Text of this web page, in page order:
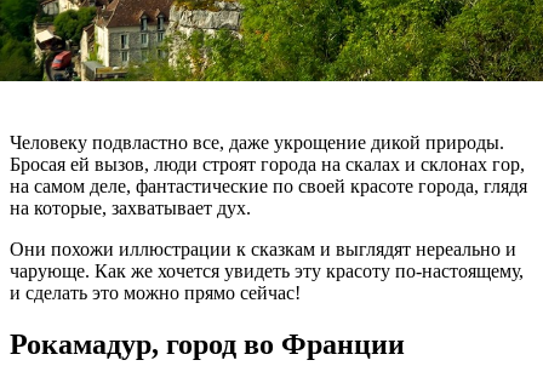
Человеку подвластно все, даже укрощение дикой природы.
Бросая ей вызов, люди строят города на скалах и склонах гор,
на самом деле, фантастические по своей красоте города, глядя
на которые, захватывает дух.
Они похожи иллюстрации к сказкам и выглядят нереально и
чарующе. Как же хочется увидеть эту красоту по-настоящему,
и сделать это можно прямо сейчас!
Рокамадур, город во Франции